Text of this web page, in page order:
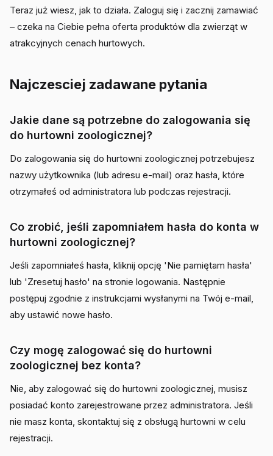
Teraz już wiesz, jak to działa. Zaloguj się i zacznij zamawiać
– czeka na Ciebie pełna oferta produktów dla zwierząt w
atrakcyjnych cenach hurtowych.
Najczesciej zadawane pytania
Jakie dane są potrzebne do zalogowania się
do hurtowni zoologicznej?
Do zalogowania się do hurtowni zoologicznej potrzebujesz
nazwy użytkownika (lub adresu e-mail) oraz hasła, które
otrzymałeś od administratora lub podczas rejestracji.
Co zrobić, jeśli zapomniałem hasła do konta w
hurtowni zoologicznej?
Jeśli zapomniałeś hasła, kliknij opcję 'Nie pamiętam hasła'
lub 'Zresetuj hasło' na stronie logowania. Następnie
postępuj zgodnie z instrukcjami wysłanymi na Twój e-mail,
aby ustawić nowe hasło.
Czy mogę zalogować się do hurtowni
zoologicznej bez konta?
Nie, aby zalogować się do hurtowni zoologicznej, musisz
posiadać konto zarejestrowane przez administratora. Jeśli
nie masz konta, skontaktuj się z obsługą hurtowni w celu
rejestracji.